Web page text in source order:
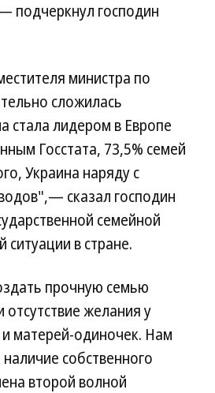
подчеркнул господин
министра по
сложилась
стала лидером в Европе
Госстата, 73,5% семей
Украина наряду с
сказал господин
семейной
в стране.
прочную семью
желания у
матерей-одиночек. Нам
собственного
второй волной